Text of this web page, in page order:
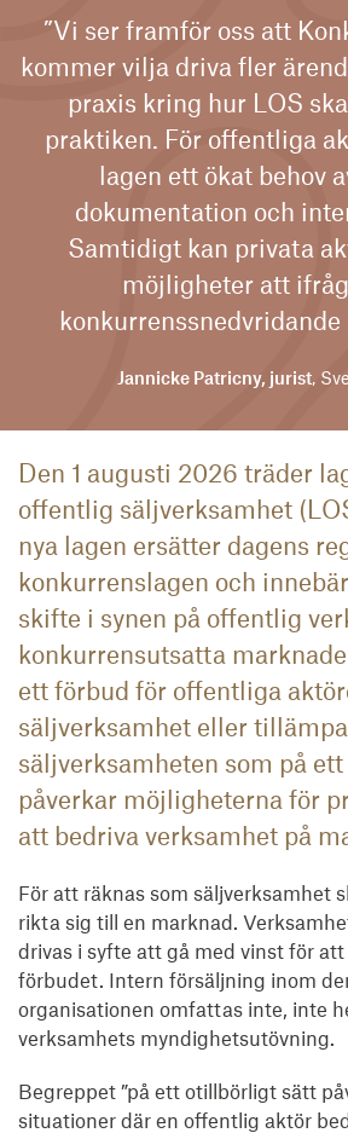
”Vi ser framför oss att
kommer vilja driva fler
praxis kring hur LOS
praktiken. För offentliga
lagen ett ökat behov
dokumentation och
Samtidigt kan privata
möjligheter att
konkurrenssnedvridande
Jannicke Patricny, jurist,
Den 1 augusti 2026 träder
offentlig säljverksamhet
nya lagen ersätter dagens
konkurrenslagen och
skifte i synen på offentlig
konkurrensutsatta
ett förbud för offentliga
säljverksamhet eller
säljverksamheten som på
påverkar möjligheterna för
att bedriva verksamhet på
För att räknas som säljverksamhet
rikta sig till en marknad.
drivas i syfte att gå med vinst för
förbudet. Intern försäljning inom
organisationen omfattas inte, inte
verksamhets myndighetsutövning.
Begreppet ”på ett otillbörligt sätt
situationer där en offentlig aktör